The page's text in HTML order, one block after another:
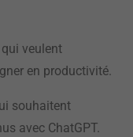
qui veulent
en productivité.
souhaitent
avec ChatGPT.